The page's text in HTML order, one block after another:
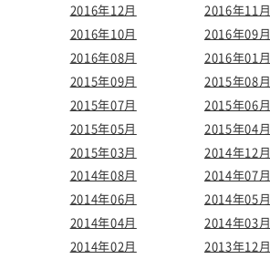
2016年12月
2016年11月
2016年10月
2016年09月
2016年08月
2016年01月
2015年09月
2015年08月
2015年07月
2015年06月
2015年05月
2015年04月
2015年03月
2014年12月
2014年08月
2014年07月
2014年06月
2014年05月
2014年04月
2014年03月
2014年02月
2013年12月